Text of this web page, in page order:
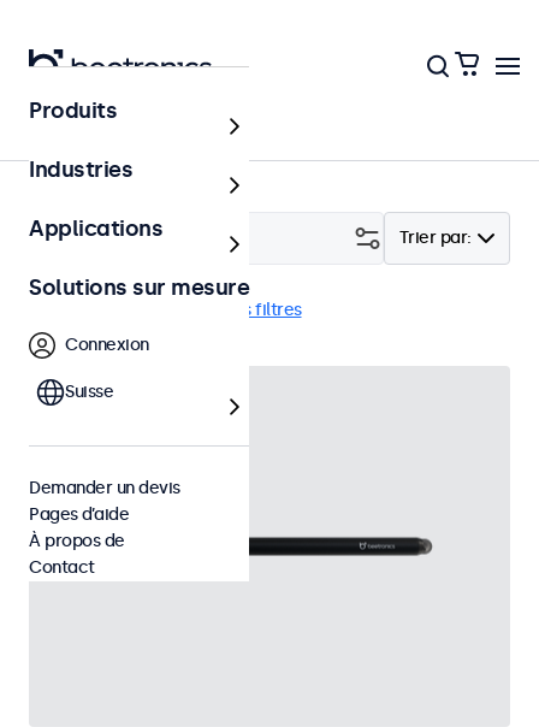
Accessoires
Trier par:
Filtrer (1)
Supprimer tous les filtres
Produits
Industries
Applications
Solutions sur mesure
Connexion
Suisse
Demander un devis
Pages d’aide
À propos de
Contact